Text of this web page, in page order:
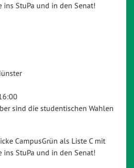
ins StuPa und in den Senat!
sind die studentischen Wahlen
CampusGrün als Liste C mit
ins StuPa und in den Senat!